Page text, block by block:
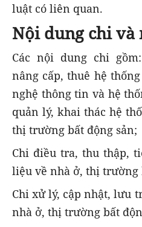
luật có liên quan.
Nội dung chi và
Các nội dung chi
nâng cấp, thuê hệ
nghệ thông tin và hệ
quản lý, khai thác hệ
thị trường bất động sản;
Chi điều tra, thu thập,
liệu về nhà ở, thị trường
Chi xử lý, cập nhật, lưu
nhà ở, thị trường bất